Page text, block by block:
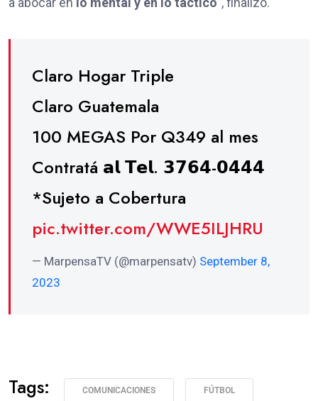
Claro Hogar Triple
Claro Guatemala
100 MEGAS Por Q349 al mes
Contratá 𝗮𝗹 𝗧𝗲𝗹. 𝟯𝟳𝟲𝟰-𝟬𝟰𝟰𝟰
*Sujeto a Cobertura
pic.twitter.com/WWE5ILJHRU
— MarpensaTV (@marpensatv) September 8,
2023
Tags: COMUNICACIONES FÚTBOL